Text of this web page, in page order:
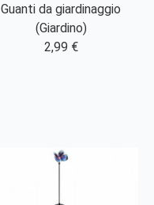
Guanti da giardinaggio
(Giardino)
2,99 €